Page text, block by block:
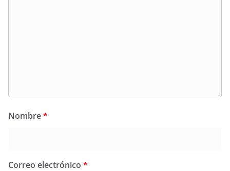
Nombre*
Correo electrónico *